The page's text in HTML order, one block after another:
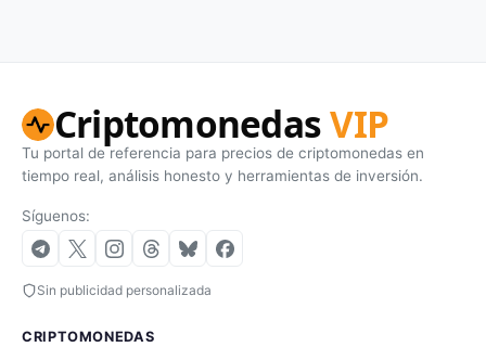
CriptomonedasVIP
Tu portal de referencia para precios de criptomonedas en
tiempo real, análisis honesto y herramientas de inversión.
Síguenos:
Sin publicidad personalizada
CRIPTOMONEDAS